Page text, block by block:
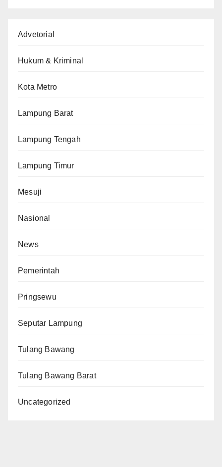
Advetorial
Hukum & Kriminal
Kota Metro
Lampung Barat
Lampung Tengah
Lampung Timur
Mesuji
Nasional
News
Pemerintah
Pringsewu
Seputar Lampung
Tulang Bawang
Tulang Bawang Barat
Uncategorized